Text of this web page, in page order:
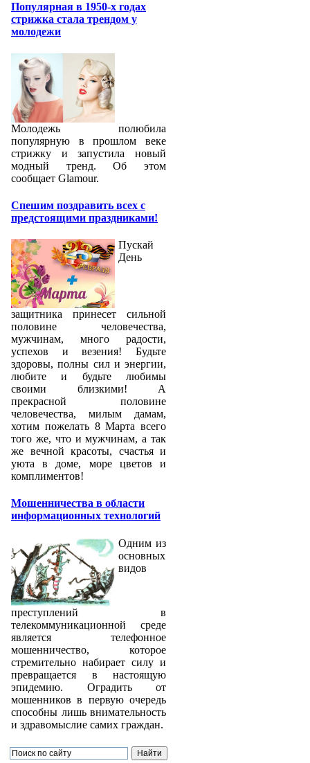
Популярная в 1950-х годах
стрижка стала трендом у
молодежи
Молодежь полюбила
популярную в прошлом веке
стрижку и запустила новый
модный тренд. Об этом
сообщает Glamour.
Спешим поздравить всех с
предстоящими праздниками!
Пускай
День
защитника принесет сильной
половине человечества,
мужчинам, много радости,
успехов и везения! Будьте
здоровы, полны сил и энергии,
любите и будьте любимы
своими близкими! А
прекрасной половине
человечества, милым дамам,
хотим пожелать 8 Марта всего
того же, что и мужчинам, а так
же вечной красоты, счастья и
уюта в доме, море цветов и
комплиментов!
Мошенничества в области
информационных технологий
Одним из
основных
видов
преступлений в
телекоммуникационной среде
является телефонное
мошенничество, которое
стремительно набирает силу и
превращается в настоящую
эпидемию. Оградить от
мошенников в первую очередь
способны лишь внимательность
и здравомыслие самих граждан.